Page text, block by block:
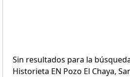
Sin resultados para la
Historieta EN Pozo El Chaya,